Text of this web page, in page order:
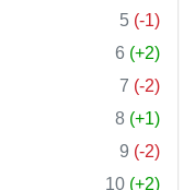
5 (-1)
6 (+2)
7 (-2)
8 (+1)
9 (-2)
10 (+2)